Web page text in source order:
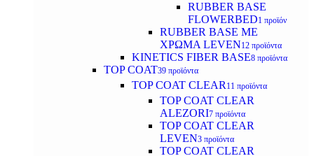
RUBBER BASE
FLOWERBED1 προϊόν
RUBBER BASE ΜΕ
ΧΡΩΜΑ LEVEN12 προϊόντα
KINETICS FIBER BASE8 προϊόντα
TOP COAT39 προϊόντα
TOP COAT CLEAR 11 προϊόντα
TOP COAT CLEAR
ALEZORI7 προϊόντα
TOP COAT CLEAR
LEVEN3 προϊόντα
TOP COAT CLEAR